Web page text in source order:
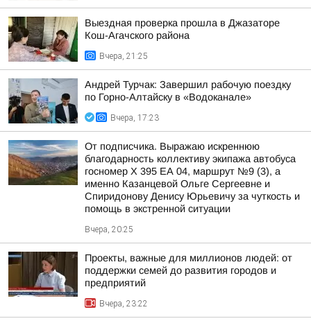
Выездная проверка прошла в Джазаторе
Кош-Агачского района
Вчера, 21:25
Андрей Турчак: Завершил рабочую поездку
по Горно-Алтайску в «Водоканале»
Вчера, 17:23
От подписчика. Выражаю искреннюю
благодарность коллективу экипажа автобуса
госномер X 395 ЕА 04, маршрут №9 (3), а
именно Казанцевой Ольге Сергеевне и
Спиридонову Денису Юрьевичу за чуткость и
помощь в экстренной ситуации
Вчера, 20:25
Проекты, важные для миллионов людей: от
поддержки семей до развития городов и
предприятий
Вчера, 23:22